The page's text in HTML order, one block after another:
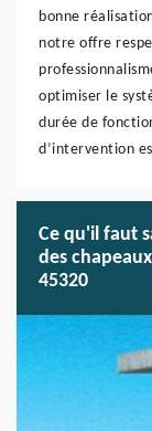
bonne
notre offre
optimiser le
durée de
d’intervention
Ce qu'il faut
des
45320